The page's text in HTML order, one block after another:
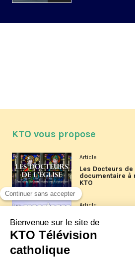
KTO vous propose
Article
Les Docteurs
documentaire à
KTO
Article
Les reportages